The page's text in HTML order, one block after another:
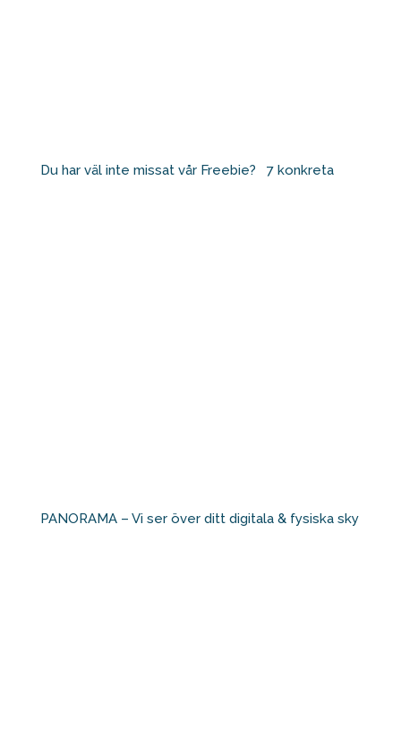
Du har väl inte missat vår Freebie? ⁠ ⁠ 7 konkreta
PANORAMA – Vi ser över ditt digitala & fysiska sky